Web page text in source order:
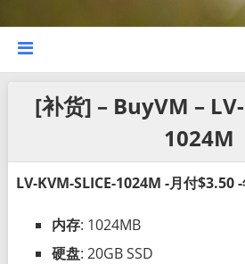
[补货] – BuyVM –
1024M
LV-KVM-SLICE-1024M -月付$3.50
内存: 1024MB
硬盘: 20GB SSD